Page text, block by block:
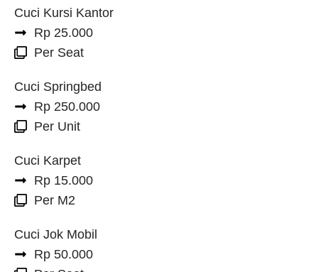
Cuci Kursi Kantor
Rp 25.000
Per Seat
Cuci Springbed
Rp 250.000
Per Unit
Cuci Karpet
Rp 15.000
Per M2
Cuci Jok Mobil
Rp 50.000